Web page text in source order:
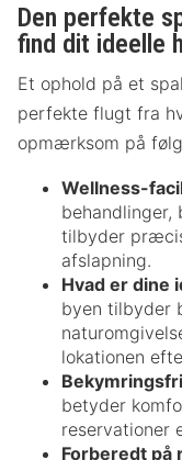
Den perfekte
find dit ideelle
Et ophold på et
perfekte flugt fra
opmærksom på
Wellness-
tilbyder
afslapning.
Hvad er dine
byen tilbyder
lokationen
betyder
reservationer
Forberedt på